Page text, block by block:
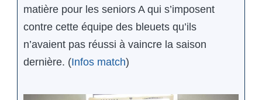
matière pour les seniors A qui s’imposent
contre cette équipe des bleuets qu’ils
n’avaient pas réussi à vaincre la saison
dernière. (Infos match)